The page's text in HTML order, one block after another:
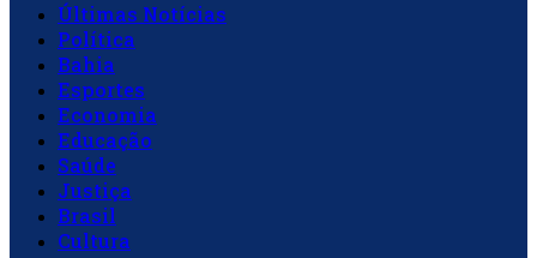
Últimas Notícias
Política
Bahia
Esportes
Economia
Educação
Saúde
Justiça
Brasil
Cultura